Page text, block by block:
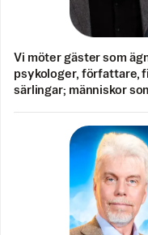
Vi möter gäster som
psykologer, författare,
särlingar; människor